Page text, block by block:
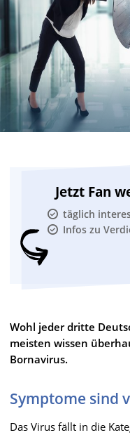
Jetzt Fan
täglich
Infos zu
Wohl jeder dritte
meisten wissen
Bornavirus.
Symptome sind
Das Virus fällt in die